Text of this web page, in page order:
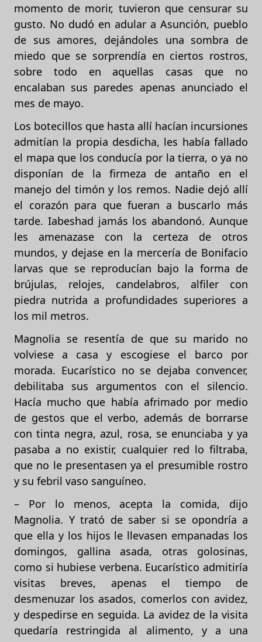
momento de morir, tuvieron que censurar su
gusto. No dudó en adular a Asunción, pueblo
de sus amores, dejándoles una sombra de
miedo que se sorprendía en ciertos rostros,
sobre todo en aquellas casas que no
encalaban sus paredes apenas anunciado el
mes de mayo.
Los botecillos que hasta allí hacían incursiones
admitían la propia desdicha, les había fallado
el mapa que los conducía por la tierra, o ya no
disponían de la firmeza de antaño en el
manejo del timón y los remos. Nadie dejó allí
el corazón para que fueran a buscarlo más
tarde. Iabeshad jamás los abandonó. Aunque
les amenazase con la certeza de otros
mundos, y dejase en la mercería de Bonifacio
larvas que se reproducían bajo la forma de
brújulas, relojes, candelabros, alfiler con
piedra nutrida a profundidades superiores a
los mil metros.
Magnolia se resentía de que su marido no
volviese a casa y escogiese el barco por
morada. Eucarístico no se dejaba convencer,
debilitaba sus argumentos con el silencio.
Hacía mucho que había afrimado por medio
de gestos que el verbo, además de borrarse
con tinta negra, azul, rosa, se enunciaba y ya
pasaba a no existir, cualquier red lo filtraba,
que no le presentasen ya el presumible rostro
y su febril vaso sanguíneo.
– Por lo menos, acepta la comida, dijo
Magnolia. Y trató de saber si se opondría a
que ella y los hijos le llevasen empanadas los
domingos, gallina asada, otras golosinas,
como si hubiese verbena. Eucarístico admitiría
visitas breves, apenas el tiempo de
desmenuzar los asados, comerlos con avidez,
y despedirse en seguida. La avidez de la visita
quedaría restringida al alimento, y a una